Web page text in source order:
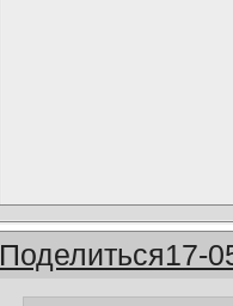
Поделиться17-